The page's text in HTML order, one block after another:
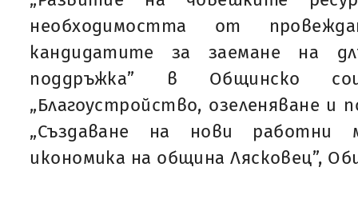
необходимостта от
кандидатите за заемане на
поддръжка” в Общинско
„Благоустройство, озеленяване и
„Създаване на нови работни
икономика на община Лясковец”,